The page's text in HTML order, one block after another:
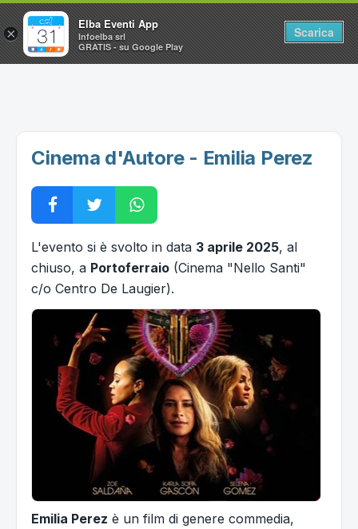
Home
Vacanze all'Isola d'Elba
Cinema d'Autore - Emilia Perez
L'evento si è svolto in data 3 aprile 2025, al
chiuso, a Portoferraio (Cinema "Nello Santi"
c/o Centro De Laugier).
Emilia Perez è un film di genere commedia,
×
Elba Eventi App
Infoelba srl
GRATIS - su Google Play
Scarica